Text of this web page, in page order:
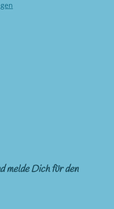
melde Dich für den